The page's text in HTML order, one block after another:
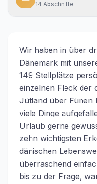
14 Abschnitte
Wir haben in über
Dänemark mit
149 Stellplätze
einzelnen Fleck der
Jütland über Fünen
viele Dinge
Urlaub gerne
zehn wichtigsten
dänischen
überraschend
bis zu der Frage,